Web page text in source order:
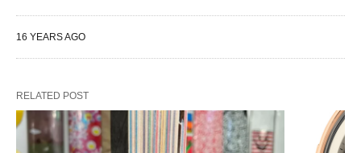
16 YEARS AGO
RELATED POST